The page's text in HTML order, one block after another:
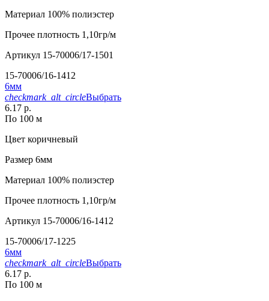
Материал 100% полиэстер
Прочее плотность 1,10гр/м
Артикул 15-70006/17-1501
15-70006/16-1412
6мм
checkmark_alt_circleВыбрать
6.17 р.
По 100 м
Цвет коричневый
Размер 6мм
Материал 100% полиэстер
Прочее плотность 1,10гр/м
Артикул 15-70006/16-1412
15-70006/17-1225
6мм
checkmark_alt_circleВыбрать
6.17 р.
По 100 м